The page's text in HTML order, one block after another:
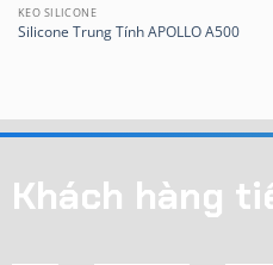
KEO SILICONE
Silicone Trung Tính APOLLO A500
Khách hàng